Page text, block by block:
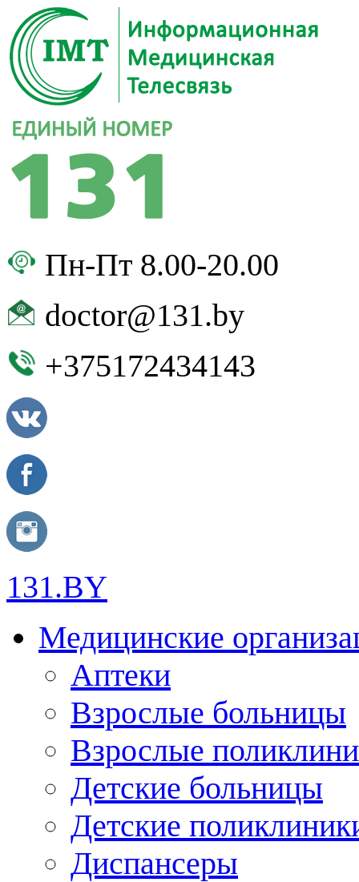
Пн-Пт 8.00-20.00
doctor@131.by
+375172434143
131.BY
Медицинские
Аптеки
Взрослые больницы
Взрослые
Детские больницы
Детские
Диспансеры